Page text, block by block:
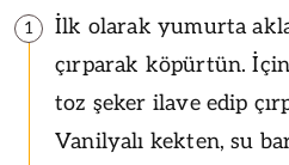
1
İlk olarak yumurta
çırparak köpürtün.
toz şeker ilave edip
Vanilyalı kekten, su